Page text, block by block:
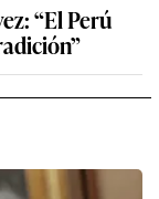
“El Perú